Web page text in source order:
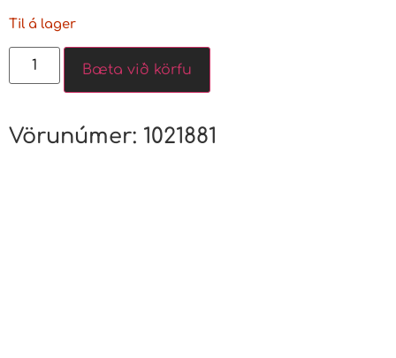
Til á lager
Bæta við körfu
Vörunúmer: 1021881